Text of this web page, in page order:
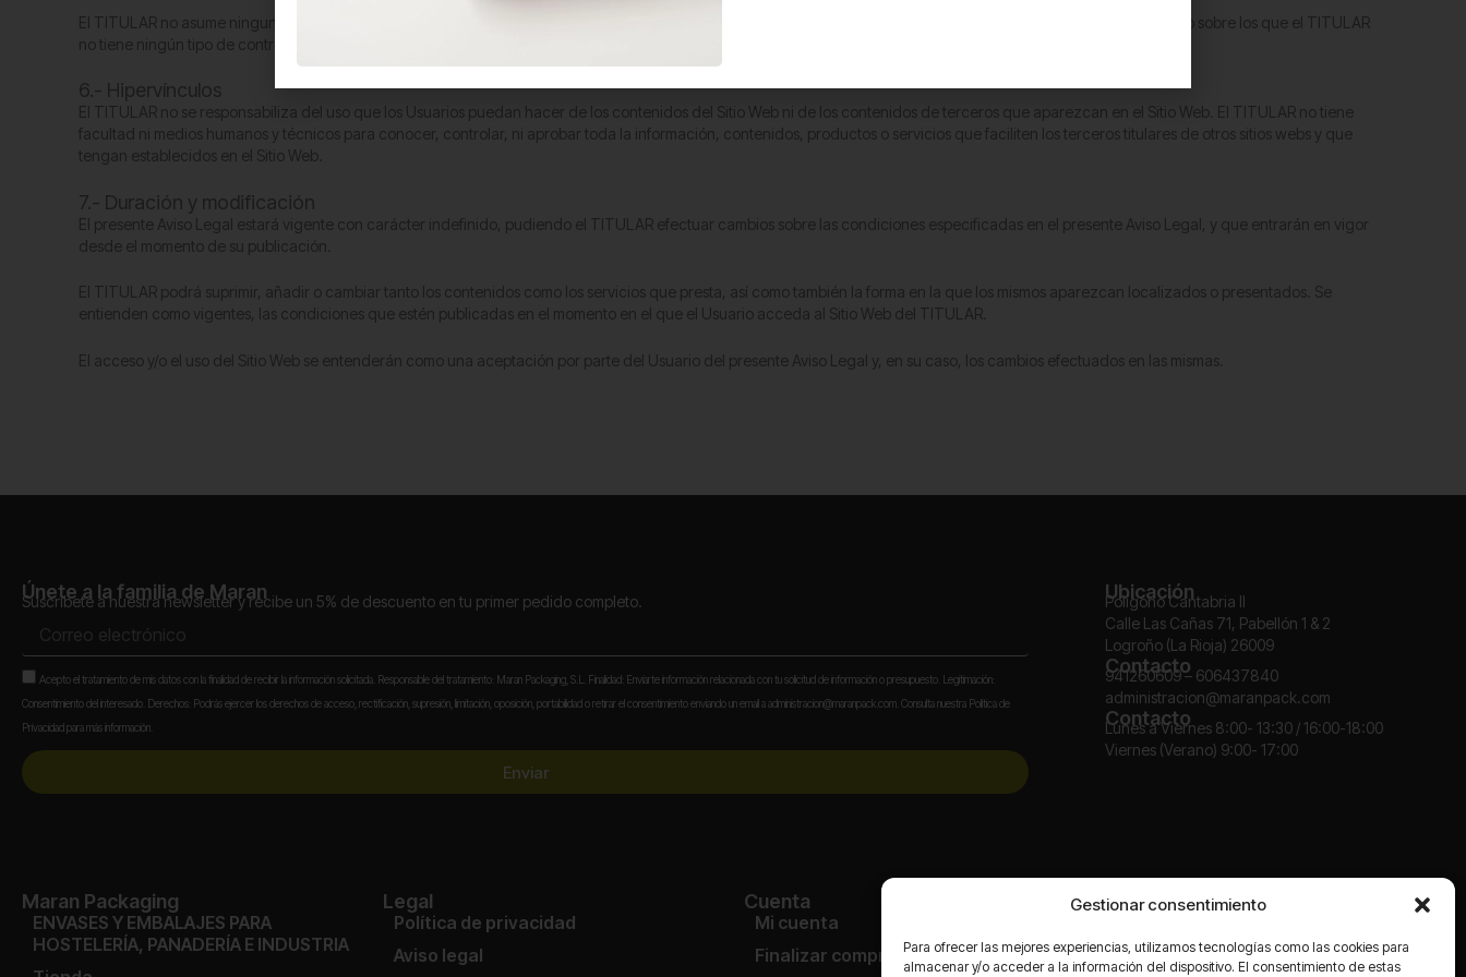
Gestionar consentimiento
Para ofrecer las mejores experiencias, utilizamos tecnologías como las cookies para
almacenar y/o acceder a la información del dispositivo. El consentimiento de estas
El TITULAR no asume ninguna responsabilidad sobre los enlaces a otras páginas web que se encuentren en el Sitio Web, pudiendo llevar al Usuario a otros sitios web sobre los que el TITULAR
no tiene ningún tipo de control, por lo que el Usuario accede bajo su exclusiva responsabilidad al contenido y en las condiciones de uso que rijan en los mismos.
6.- Hipervínculos
El TITULAR no se responsabiliza del uso que los Usuarios puedan hacer de los contenidos del Sitio Web ni de los contenidos de terceros que aparezcan en el Sitio Web. El TITULAR no tiene
facultad ni medios humanos y técnicos para conocer, controlar, ni aprobar toda la información, contenidos, productos o servicios que faciliten los terceros titulares de otros sitios webs y que
tengan establecidos en el Sitio Web.
7.- Duración y modificación
El presente Aviso Legal estará vigente con carácter indefinido, pudiendo el TITULAR efectuar cambios sobre las condiciones especificadas en el presente Aviso Legal, y que entrarán en vigor
desde el momento de su publicación.
El TITULAR podrá suprimir, añadir o cambiar tanto los contenidos como los servicios que presta, así como también la forma en la que los mismos aparezcan localizados o presentados. Se
entienden como vigentes, las condiciones que estén publicadas en el momento en el que el Usuario acceda al Sitio Web del TITULAR.
El acceso y/o el uso del Sitio Web se entenderán como una aceptación por parte del Usuario del presente Aviso Legal y, en su caso, los cambios efectuados en las mismas.
Únete a la familia de Maran
Suscríbete a nuestra newsletter y recibe un 5% de descuento en tu primer pedido completo.
electrónico
Aceptación
Acepto el tratamiento de mis datos con la finalidad de recibir la información solicitada. Responsable del tratamiento: Maran Packaging, S.L. Finalidad: Enviarte información relacionada con tu solicitud de información o presupuesto. Legitimación:
Consentimiento del interesado. Derechos: Podrás ejercer los derechos de acceso, rectificación, supresión, limitación, oposición, portabilidad o retirar el consentimiento enviando un email a administracion@maranpack.com. Consulta nuestra Política de
Privacidad para más información.
Enviar
Ubicación
Polígono Cantabria II
Calle Las Cañas 71, Pabellón 1 & 2
Logroño (La Rioja) 26009
Contacto
941260609 – 606437840
administracion@maranpack.com
Contacto
Lunes a Viernes 8:00- 13:30 / 16:00-18:00
Viernes (Verano) 9:00- 17:00
Maran Packaging
ENVASES Y EMBALAJES PARA
HOSTELERÍA, PANADERÍA E INDUSTRIA
Legal
Política de privacidad
Aviso legal
Cuenta
Mi cuenta
Finalizar compra
Redes